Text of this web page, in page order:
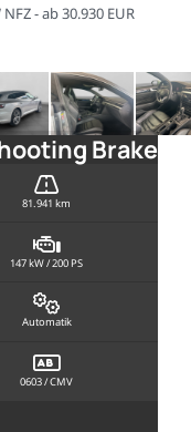
- ab 30.930 EUR
Brake
81.941 km
147 kW / 200 PS
Automatik
0603 / CMV